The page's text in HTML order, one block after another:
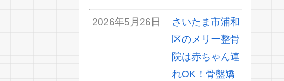
2026年5月26日
さいたま市浦和
区のメリー整骨
院は赤ちゃん連
れOK！骨盤矯